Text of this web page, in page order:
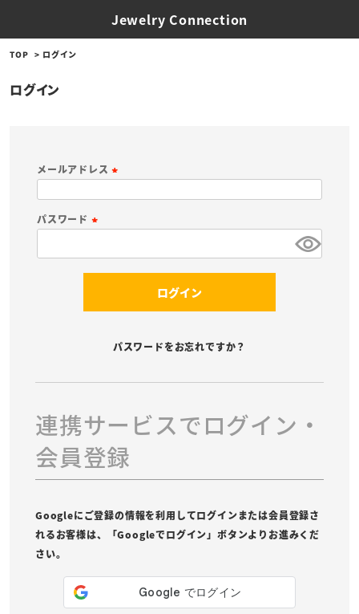
Jewelry Connection
TOP ログイン
ログイン
メールアドレス
須
パスワード
ログイン
パスワードをお忘れですか？
連携サービスでログイン・
会員登録
Googleにご登録の情報を利用してログインまたは会員登録さ
れるお客様は、「Googleでログイン」ボタンよりお進みくだ
さい。